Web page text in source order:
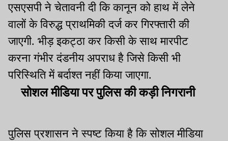
एसएसपी ने चेतावनी दी कि कानून को हाथ में लेने
वालों के विरुद्ध प्राथमिकी दर्ज कर गिरफ्तारी की
जाएगी. भीड़ इकट्ठा कर किसी के साथ मारपीट
करना गंभीर दंडनीय अपराध है जिसे किसी भी
परिस्थिति में बर्दाश्त नहीं किया जाएगा.
सोशल मीडिया पर पुलिस की कड़ी निगरानी
पुलिस प्रशासन ने स्पष्ट किया है कि सोशल मीडिया